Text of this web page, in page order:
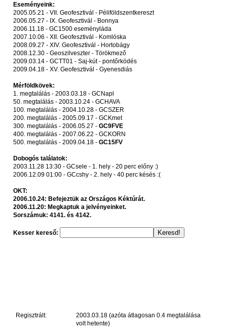
Eseményeink:
2005.05.21 - VII. Geofesztivál - Péliföldszentkereszt
2006.05.27 - IX. Geofesztivál - Bonnya
2006.11.18 - GC1500 eseményláda
2007.10.06 - XII. Geofesztivál - Komlóska
2008.09.27 - XIV. Geofesztivál - Hortobágy
2008.12.30 - Geoszilveszter - Törökmező
2009.03.14 - GCTT01 - Saj-kút - pontőrködés
2009.04.18 - XV. Geofesztivál - Gyenesdiás
Mérföldkövek:
1. megtalálás - 2003.03.18 - GCNapl
50. megtalálás - 2003.10.24 - GCHAVA
100. megtalálás - 2004.10.28 - GCSZER
200. megtalálás - 2005.09.17 - GCKmet
300. megtalálás - 2006.05.27 - GC9FVE
400. megtalálás - 2007.06.22 - GCKORN
500. megtalálás - 2009.04.18 - GC15FV
Dobogós találatok:
2003.11.28 13:30 - GCsele - 1. hely - 20 perc előny :)
2006.12.09 01:00 - GCcshy - 2. hely - 40 perc késés :(
OKT:
2006.10.24: Befejeztük az Országos Kéktúrát.
2006.11.20: Megkaptuk a jelvényeinket.
Sorszámuk: 4141. és 4142.
Kesser kereső:
Regisztrált:
2003.03.18 (azóta átlagosan 0.4 megtalálása
volt hetente)